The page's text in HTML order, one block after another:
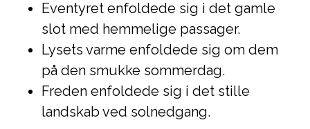
Eventyret enfoldede sig i det gamle
slot med hemmelige passager.
Lysets varme enfoldede sig om dem
på den smukke sommerdag.
Freden enfoldede sig i det stille
landskab ved solnedgang.